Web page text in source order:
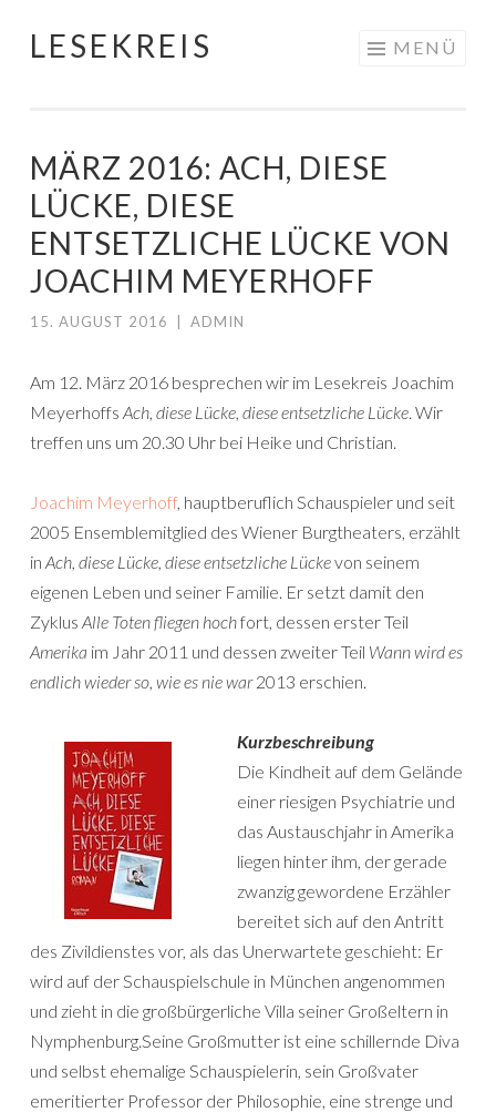
Springe
LESEKREIS MENÜ
MÄRZ 2016: ACH, DIESE
LÜCKE, DIESE
ENTSETZLICHE LÜCKE VON
JOACHIM MEYERHOFF
15. AUGUST 2016 ADMIN
Am 12. März 2016 besprechen wir im Lesekreis Joachim
Meyerhoffs Ach, diese Lücke, diese entsetzliche Lücke. Wir
treffen uns um 20.30 Uhr bei Heike und Christian.
Joachim Meyerhoff, hauptberuflich Schauspieler und seit
2005 Ensemblemitglied des Wiener Burgtheaters, erzählt
in Ach, diese Lücke, diese entsetzliche Lückevon seinem
eigenen Leben und seiner Familie. Er setzt damit den
Zyklus Alle Toten fliegen hochfort, dessen erster Teil
Amerika im Jahr 2011 und dessen zweiter Teil Wann wird es
endlich wieder so, wie es nie war2013 erschien.
Kurzbeschreibung
Die Kindheit auf dem Gelände
einer riesigen Psychiatrie und
das Austauschjahr in Amerika
liegen hinter ihm, der gerade
zwanzig gewordene Erzähler
bereitet sich auf den Antritt
des Zivildienstes vor, als das Unerwartete geschieht: Er
wird auf der Schauspielschule in München angenommen
und zieht in die großbürgerliche Villa seiner Großeltern in
Nymphenburg.Seine Großmutter ist eine schillernde Diva
und selbst ehemalige Schauspielerin, sein Großvater
emeritierter Professor der Philosophie, eine strenge und